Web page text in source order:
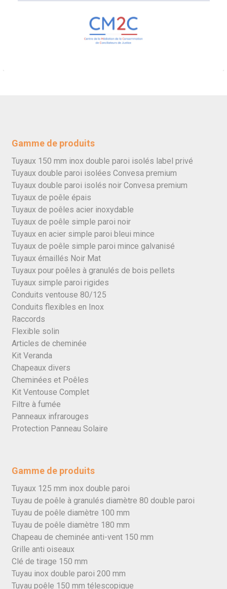
Gamme de produits
Tuyaux 150 mm inox double paroi isolés label privé
Tuyaux double paroi isolées Convesa premium
Tuyaux double paroi isolés noir Convesa premium
Tuyaux de poêle épais
Tuyaux de poêles acier inoxydable
Tuyaux de poêle simple paroi noir
Tuyaux en acier simple paroi bleui mince
Tuyaux de poêle simple paroi mince galvanisé
Tuyaux émaillés Noir Mat
Tuyaux pour poêles à granulés de bois pellets
Tuyaux simple paroi rigides
Conduits ventouse 80/125
Conduits flexibles en Inox
Raccords
Flexible solin
Articles de cheminée
Kit Veranda
Chapeaux divers
Cheminées et Poêles
Kit Ventouse Complet
Filtre à fumée
Panneaux infrarouges
Protection Panneau Solaire
Gamme de produits
Tuyaux 125 mm inox double paroi
Tuyau de poêle à granulés diamètre 80 double paroi
Tuyau de poêle diamètre 100 mm
Tuyau de poêle diamètre 180 mm
Chapeau de cheminée anti-vent 150 mm
Grille anti oiseaux
Clé de tirage 150 mm
Tuyau inox double paroi 200 mm
Tuyau poêle 150 mm télescopique